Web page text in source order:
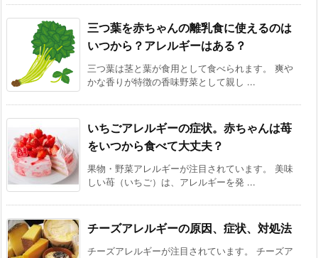
三つ葉を赤ちゃんの離乳食に使えるのは
いつから？アレルギーはある？
三つ葉は茎と葉が食用として食べられます。 爽や
かな香りが特徴の香味野菜として親し ...
いちごアレルギーの症状。赤ちゃんは苺
をいつから食べて大丈夫？
果物・野菜アレルギーが注目されています。 美味
しい苺（いちご）は、アレルギーを発 ...
チーズアレルギーの原因、症状、対処法
チーズアレルギーが注目されています。 チーズア